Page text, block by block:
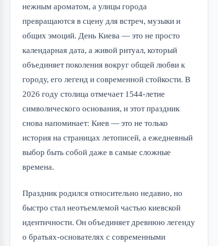
нежным ароматом, а улицы города
превращаются в сцену для встреч, музыки и
общих эмоций. День Киева — это не просто
календарная дата, а живой ритуал, который
объединяет поколения вокруг общей любви к
городу, его легенд и современной стойкости. В
2026 году столица отмечает 1544-летие
символического основания, и этот праздник
снова напоминает: Киев — это не только
история на страницах летописей, а ежедневный
выбор быть собой даже в самые сложные
времена.
Праздник родился относительно недавно, но
быстро стал неотъемлемой частью киевской
идентичности. Он объединяет древнюю легенду
о братьях-основателях с современными